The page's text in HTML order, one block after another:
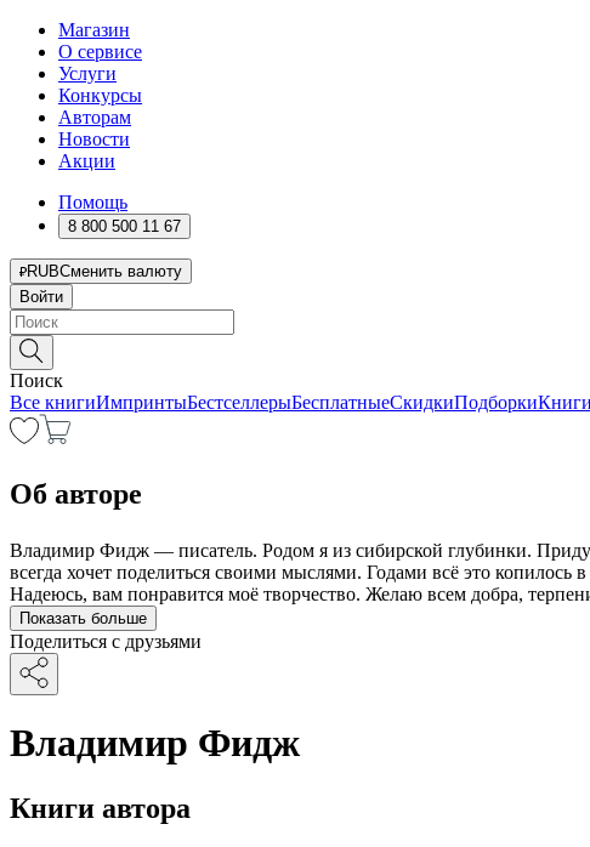
Магазин
О сервисе
Услуги
Конкурсы
Авторам
Новости
Акции
Помощь
8 800 500 11 67
RUBСменить валюту
Войти
Поиск
Все книгиИмпринтыБестселлерыБесплатныеСкидкиПодборки
Об авторе
Владимир Фидж — писатель. Родом я из сибирской глубинки.
всегда хочет поделиться своими мыслями. Годами всё это
Надеюсь, вам понравится моё творчество. Желаю всем добра,
Показать больше
Поделиться с друзьями
Владимир Фидж
Книги автора